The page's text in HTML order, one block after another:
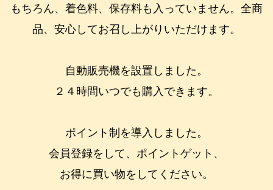
もちろん、着色料、保存料も入っていません。全商
品、安心してお召し上がりいただけます。
自動販売機を設置しました。
２４時間いつでも購入できます。
ポイント制を導入しました。
会員登録をして、ポイントゲット、
お得に買い物をしてください。